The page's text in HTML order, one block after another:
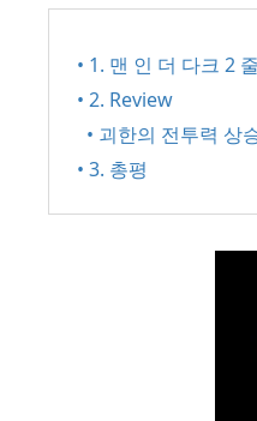
• 1. 맨 인 더 다크 2
• 2. Review
• 괴한의 전투력 상
• 3. 총평